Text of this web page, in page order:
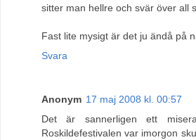
sitter man hellre och svär över all
Fast lite mysigt är det ju ändå på
Svara
Anonym 17 maj 2008 kl. 00:57
Det är sannerligen ett
Roskildefestivalen var imorgon